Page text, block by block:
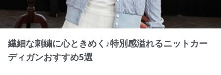
繊細な刺繍に心ときめく♪特別感溢れるニットカー
ディガンおすすめ5選